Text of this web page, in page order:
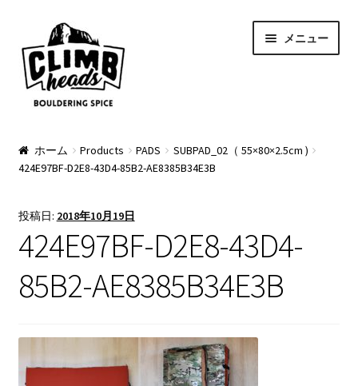
ビ
ゲ
ー
ン
へ
キ
プ
ン
テ
ン
ス
キ
プ
メニュー
Pads
Apparel
Bag & Accessory
Pad Option
Custom Charge
ホーム Products PADS
SUBPAD_02（ 55×80×2.5cm )
424E97BF-D2E8-43D4-85B2-AE8385B34E3B
投稿日: 2018年10月19日
424E97BF-D2E8-43D4-
85B2-AE8385B34E3B